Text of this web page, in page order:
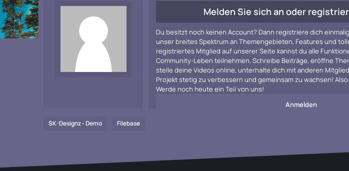
Melden Sie sich an oder
Du besitzt noch keinen Account? Dann registriere dich
unser breites Spektrum an Themengebieten, Features und
registriertes Mitglied auf unserer Seite kannst du alle
Community-Leben teilnehmen. Schreibe Beiträge, eröffne
stelle deine Videos online, unterhalte dich mit anderen
Projekt stetig zu verbessern und gemeinsam zu wachsen!
Werde noch heute ein Teil von uns!
Anmelden
SK-Designz - Demo Filebase